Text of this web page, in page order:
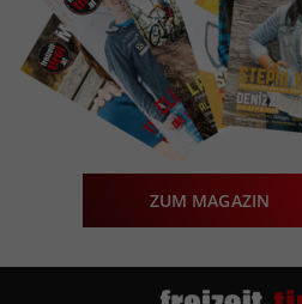
ZUM MAGAZIN